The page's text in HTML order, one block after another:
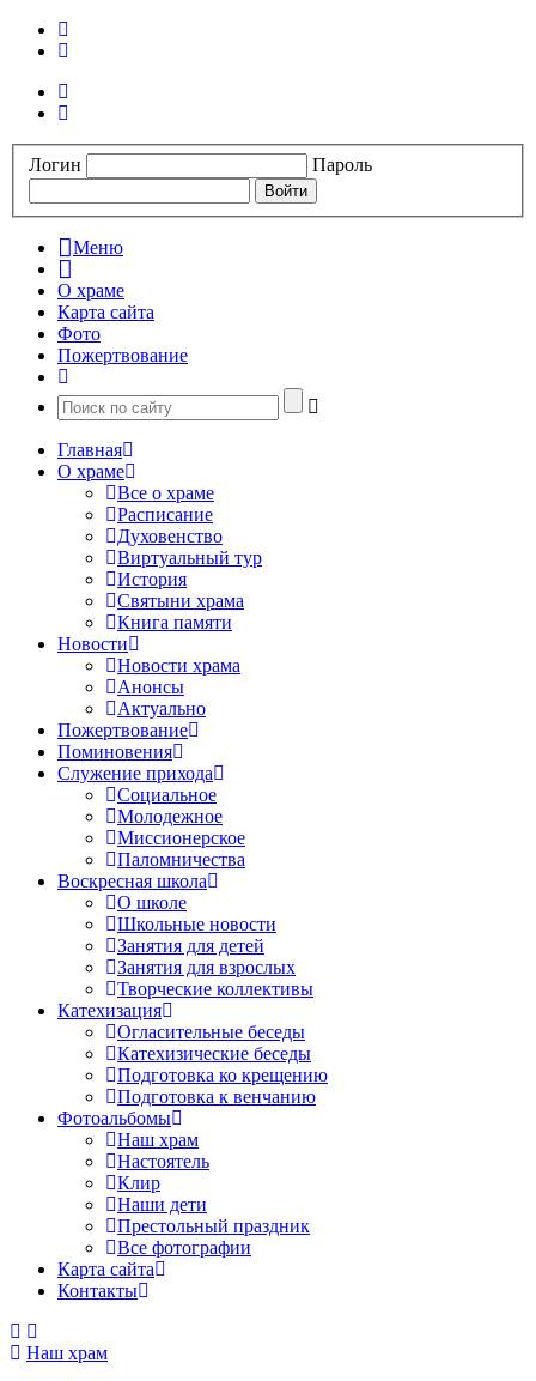
Логин Пароль
Меню
О храме
Карта сайта
Фото
Пожертвование
Главная
О храме
Все о храме
Расписание
Духовенство
Виртуальный тур
История
Святыни храма
Книга памяти
Новости
Новости храма
Анонсы
Актуально
Пожертвование
Поминовения
Служение прихода
Социальное
Молодежное
Миссионерское
Паломничества
Воскресная школа
О школе
Школьные новости
Занятия для детей
Занятия для взрослых
Творческие коллективы
Катехизация
Огласительные беседы
Катехизические беседы
Подготовка ко крещению
Подготовка к венчанию
Фотоальбомы
Наш храм
Настоятель
Клир
Наши дети
Престольный праздник
Все фотографии
Карта сайта
Контакты
Наш храм